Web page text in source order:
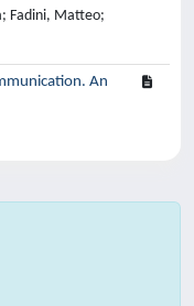
Fadini, Matteo;
An